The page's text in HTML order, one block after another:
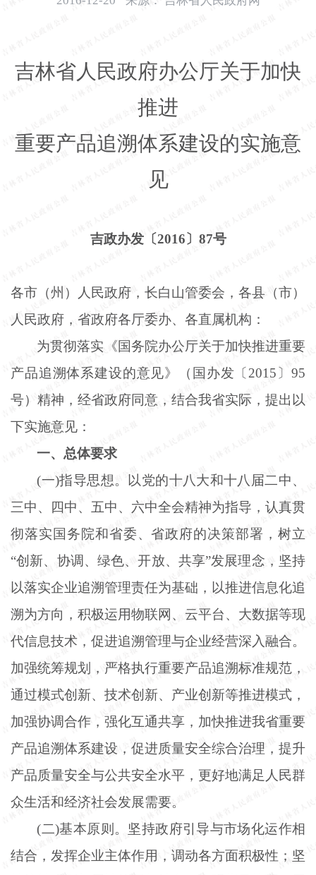
吉林省人民政府办公厅关于加快
推进
重要产品追溯体系建设的实施意
见
吉政办发〔2016〕87号
各市（州）人民政府，长白山管委会，各县（市）
人民政府，省政府各厅委办、各直属机构：
为贯彻落实《国务院办公厅关于加快推进重要
产品追溯体系建设的意见》（国办发〔2015〕95
号）精神，经省政府同意，结合我省实际，提出以
下实施意见：
一、总体要求
(一)指导思想。以党的十八大和十八届二中、
三中、四中、五中、六中全会精神为指导，认真贯
彻落实国务院和省委、省政府的决策部署，树立
“创新、协调、绿色、开放、共享”发展理念，坚持
以落实企业追溯管理责任为基础，以推进信息化追
溯为方向，积极运用物联网、云平台、大数据等现
代信息技术，促进追溯管理与企业经营深入融合。
加强统筹规划，严格执行重要产品追溯标准规范，
通过模式创新、技术创新、产业创新等推进模式，
加强协调合作，强化互通共享，加快推进我省重要
产品追溯体系建设，促进质量安全综合治理，提升
产品质量安全与公共安全水平，更好地满足人民群
众生活和经济社会发展需要。
(二)基本原则。坚持政府引导与市场化运作相
结合，发挥企业主体作用，调动各方面积极性；坚